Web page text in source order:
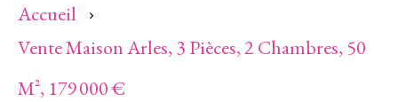
Accueil
Vente Maison Arles, 3 Pièces, 2 Chambres, 50
M², 179 000 €